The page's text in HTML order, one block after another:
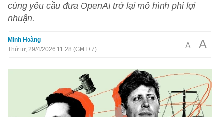
cùng yêu cầu đưa OpenAI trở lại mô hình phi lợi
nhuận.
Minh Hoàng
Thứ tư, 29/4/2026 11:28 (GMT+7)
A A